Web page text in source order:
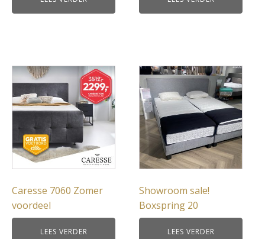
Caresse 7060 Zomer
voordeel
LEES VERDER
Showroom sale!
Boxspring 20
LEES VERDER